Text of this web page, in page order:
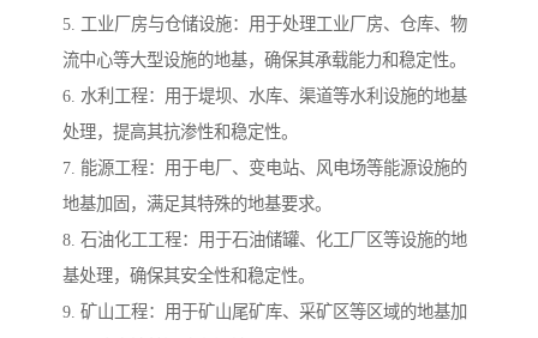
5. 工业厂房与仓储设施：用于处理工业厂房、仓库、物
流中心等大型设施的地基，确保其承载能力和稳定性。
6. 水利工程：用于堤坝、水库、渠道等水利设施的地基
处理，提高其抗渗性和稳定性。
7. 能源工程：用于电厂、变电站、风电场等能源设施的
地基加固，满足其特殊的地基要求。
8. 石油化工工程：用于石油储罐、化工厂区等设施的地
基处理，确保其安全性和稳定性。
9. 矿山工程：用于矿山尾矿库、采矿区等区域的地基加